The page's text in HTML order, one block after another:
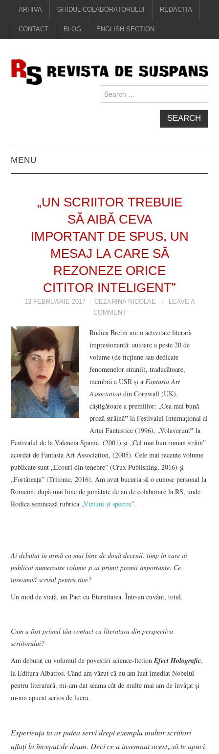
ARHIVA GHIDUL COLABORATORULUI REDACŢIA
CONTACT BLOG ENGLISH SECTION
for:
MENU
PROZĂ
VIZIUNI ȘI SPECTRE
CONTRAPAGINI
CARTE & FILM
NUMĂRUL 48 /
MARTIE 2018
NUMĂRUL 49 /
APRILIE 2018
„UN SCRIITOR TREBUIE
SĂ AIBĂ CEVA
IMPORTANT DE SPUS, UN
MESAJ LA CARE SĂ
REZONEZE ORICE
CITITOR INTELIGENT”
13 FEBRUARIE 2017 CEZARINA NICOLAE
LEAVE A
COMMENT
Rodica Bretin are o activitate literară
impresionantă: autoare a peste 20 de
volume (de ficțiune sau dedicate
fenomenelor stranii), traducătoare,
membră a USR și aFantasia Art
Association din Cornwall (UK),
câștigătoare a premiilor: „Cea mai bună
proză străină” la Festivalul Internațional al
Artei Fantastice (1996), „Volaverunt” la
Festivalul de la Valencia Spania, (2001) și „Cel mai bun roman străin”
acordat de Fantasia Art Association, (2005). Cele mai recente volume
publicate sunt „Ecouri din tenebre” (Crux Publishing, 2016) și
„Fortăreața” (Tritonic, 2016). Am avut bucuria să o cunosc personal la
Romcon, după mai bine de jumătate de an de colaborare la RS, unde
Rodica semnează rubrica „Viziuni și spectre”.
Ai debutat în urmă cu mai bine de două decenii, timp în care ai
publicat numeroase volume și ai primit premii importante. Ce
înseamnă scrisul pentru tine?
Un mod de viaţă, un Pact cu Eternitatea. Într-un cuvânt, totul.
Cum a fost primul tău contact cu literatura din perspectiva
scriitorului?
Am debutat cu volumul de povestiri science-fictionEfect Holografic,
la Editura Albatros. Când am văzut că nu am luat imediat Nobelul
pentru literatură, mi-am dat seama cât de multe mai am de învăţat şi
m-am apucat serios de lucru.
Experiența ta ar putea servi drept exemplu multor scriitori
aflați la început de drum. Deci ce a însemnat acest„să te apuci